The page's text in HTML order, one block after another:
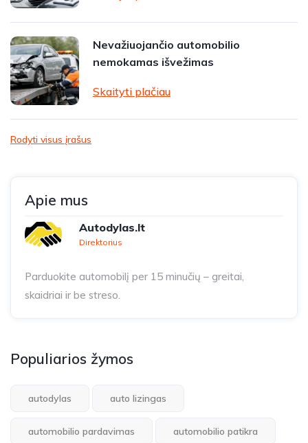
Nevažiuojančio automobilio
nemokamas išvežimas
Skaityti plačiau
Rodyti visus įrašus
Apie mus
Autodylas.lt
Direktorius
Parduokite automobilį per 15 minučių – greitai,
skaidriai ir be streso.
Populiarios žymos
autodylas auto lizingas
automobilio pardavimas automobilio patikra